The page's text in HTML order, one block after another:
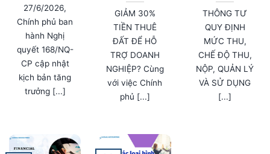
27/6/2026,
Chính phủ ban
hành Nghị
quyết 168/NQ-
CP cập nhật
kịch bản tăng
trưởng [...]
GIẢM 30%
TIỀN THUÊ
ĐẤT ĐỂ HỖ
TRỢ DOANH
NGHIỆP? Cùng
với việc Chính
phủ [...]
THÔNG TƯ
QUY ĐỊNH
MỨC THU,
CHẾ ĐỘ THU,
NỘP, QUẢN LÝ
VÀ SỬ DỤNG
[...]